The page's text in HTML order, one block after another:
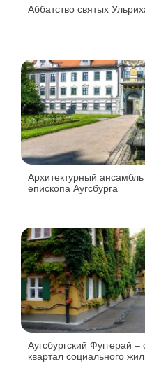
Аббатство святых
Архитектурный
епископа Аугсбурга
Аугсбургский Фуггерай
квартал социального